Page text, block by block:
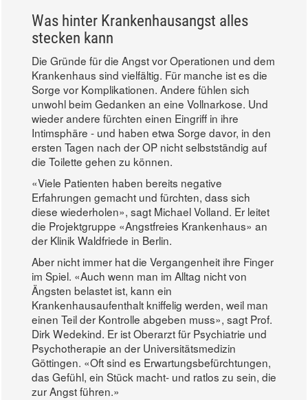
Was hinter Krankenhausangst alles
stecken kann
Die Gründe für die Angst vor Operationen und dem
Krankenhaus sind vielfältig. Für manche ist es die
Sorge vor Komplikationen. Andere fühlen sich
unwohl beim Gedanken an eine Vollnarkose. Und
wieder andere fürchten einen Eingriff in ihre
Intimsphäre - und haben etwa Sorge davor, in den
ersten Tagen nach der OP nicht selbstständig auf
die Toilette gehen zu können.
«Viele Patienten haben bereits negative
Erfahrungen gemacht und fürchten, dass sich
diese wiederholen», sagt Michael Volland. Er leitet
die Projektgruppe «Angstfreies Krankenhaus» an
der Klinik Waldfriede in Berlin.
Aber nicht immer hat die Vergangenheit ihre Finger
im Spiel. «Auch wenn man im Alltag nicht von
Ängsten belastet ist, kann ein
Krankenhausaufenthalt kniffelig werden, weil man
einen Teil der Kontrolle abgeben muss», sagt Prof.
Dirk Wedekind. Er ist Oberarzt für Psychiatrie und
Psychotherapie an der Universitätsmedizin
Göttingen. «Oft sind es Erwartungsbefürchtungen,
das Gefühl, ein Stück macht- und ratlos zu sein, die
zur Angst führen.»